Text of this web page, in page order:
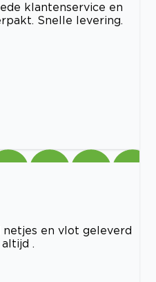
klantenservice en
Snelle levering.
en vlot geleverd
.